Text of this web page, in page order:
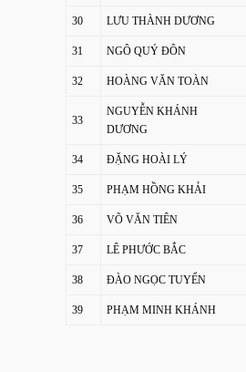
30 LƯU THÀNH DƯƠNG
31 NGÔ QUÝ ĐÔN
32 HOÀNG VĂN TOÀN
33
NGUYỄN KHÁNH
DƯƠNG
34 ĐẶNG HOÀI LÝ
35 PHẠM HỒNG KHẢI
36 VÕ VĂN TIÊN
37 LÊ PHƯỚC BẮC
38 ĐÀO NGỌC TUYỂN
39 PHẠM MINH KHÁNH